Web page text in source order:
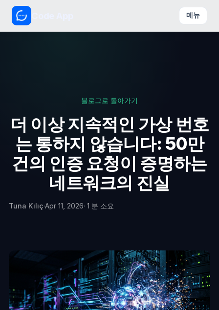
메뉴
블로그로 돌아가기
더 이상 지속적인 가상 번호
는 통하지 않습니다: 50만
건의 인증 요청이 증명하는
네트워크의 진실
Tuna Kılıç·Apr 11, 2026· 1 분 소요